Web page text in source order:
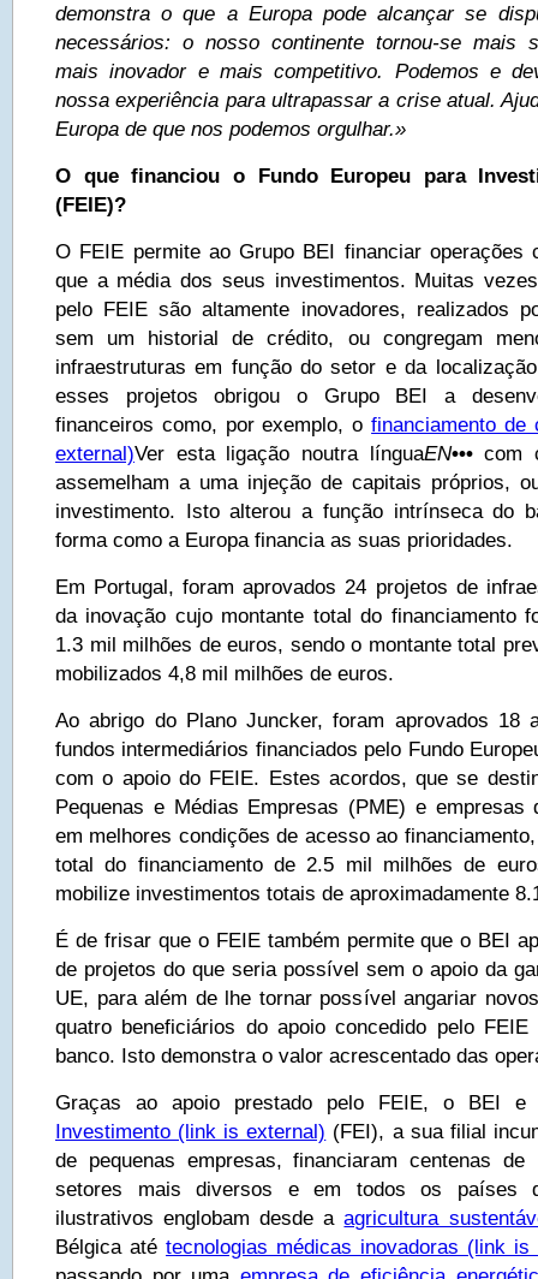
demonstra o que a Europa pode alcançar se
necessários: o nosso continente tornou-se mais
mais inovador e mais competitivo. Podemos e
nossa experiência para ultrapassar a crise atual.
Europa de que nos podemos orgulhar.»
O que financiou o Fundo Europeu para
(FEIE)?
O FEIE permite ao Grupo BEI financiar operações
que a média dos seus investimentos. Muitas
pelo FEIE são altamente inovadores, realizados
sem um historial de crédito, ou congregam
infraestruturas em função do setor e da
esses projetos obrigou o Grupo BEI a
financeiros como, por exemplo, ofinanciamento de
external)Ver esta ligação noutra línguaEN•••com
assemelham a uma injeção de capitais próprios,
investimento. Isto alterou a função intrínseca do
forma como a Europa financia as suas prioridades.
Em Portugal, foram aprovados 24 projetos de
da inovação cujo montante total do financiamento
1.3 mil milhões de euros, sendo o montante total
mobilizados 4,8 mil milhões de euros.
Ao abrigo do Plano Juncker, foram aprovados 18
fundos intermediários financiados pelo Fundo
com o apoio do FEIE. Estes acordos, que se
Pequenas e Médias Empresas (PME) e empresas
em melhores condições de acesso ao
total do financiamento de 2.5 mil milhões de
mobilize investimentos totais de aproximadamente
É de frisar que o FEIE também permite que o BEI
de projetos do que seria possível sem o apoio da
UE, para além de lhe tornar possível angariar
quatro beneficiários do apoio concedido pelo
banco. Isto demonstra o valor acrescentado das
Graças ao apoio prestado pelo FEIE, o BEI
Investimento (link is external) (FEI), a sua filial
de pequenas empresas, financiaram centenas
setores mais diversos e em todos os países
ilustrativos englobam desde aagricultura
Bélgica até tecnologias médicas inovadoras (link is